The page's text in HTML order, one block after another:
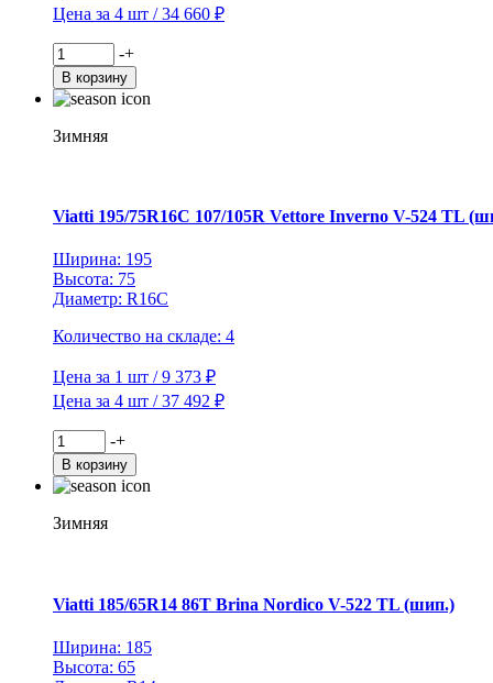
Цена за 4 шт / 34 660 ₽
Количество
товара
Viatti
195/70R15C
104/102R
524
TL
(шип.)
-+
В корзину
Зимняя
Viatti 195/75R16C 107/105R Vettore Inverno V-524 TL
Ширина: 195
Высота: 75
Диаметр: R16C
Количество на складе: 4
Цена за 1 шт / 9 373 ₽
Цена за 4 шт / 37 492 ₽
Количество
товара
Viatti
195/75R16C
107/105R
524
TL
-+
В корзину
Зимняя
Viatti 185/65R14 86T Brina Nordico V-522 TL (шип.)
Ширина: 185
Высота: 65